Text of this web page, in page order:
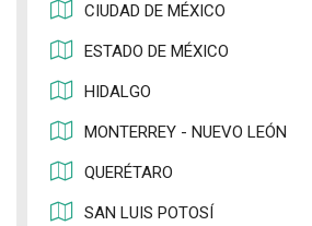
CIUDAD DE MÉXICO
ESTADO DE MÉXICO
HIDALGO
MONTERREY - NUEVO LEÓN
QUERÉTARO
SAN LUIS POTOSÍ